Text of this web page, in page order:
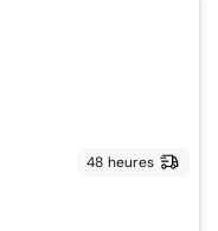
48 heures